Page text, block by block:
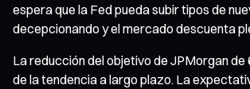
espera que la Fed pueda subir tipos de
decepcionando y el mercado descuenta
La reducción del objetivo de JPMorgan
de la tendencia a largo plazo. La